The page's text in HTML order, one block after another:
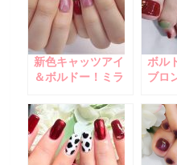
新色キャッツアイ
＆ボルドー！ミラ
ボル
ブロ